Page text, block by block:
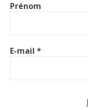
Prénom
E-mail *